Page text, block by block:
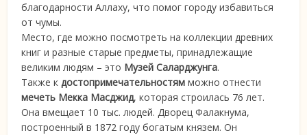
благодарности Аллаху, что помог городу избавиться
от чумы.
Место, где можно посмотреть на коллекции древних
книг и разные старые предметы, принадлежащие
великим людям – это Музей Саларджунга.
Также кдостопримечательностямможно отнести
мечеть Мекка Масджид, которая строилась 76 лет.
Она вмещает 10 тыс. людей. Дворец Фалакнума,
построенный в 1872 году богатым князем. Он